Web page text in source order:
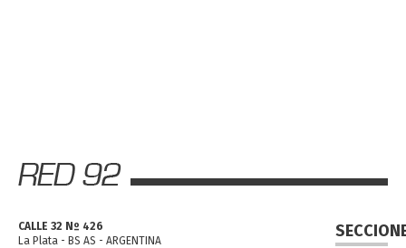
CALLE 32 Nº 426
La Plata - BS AS - ARGENTINA